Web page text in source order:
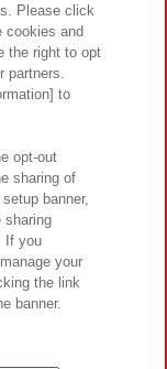
トポリシー
ィ方針と検証結果
問・お問い合わせ
Please click
cookies and
the right to opt
partners.
to
opt-out
sharing of
banner,
sharing
If you
your
the link
banner.